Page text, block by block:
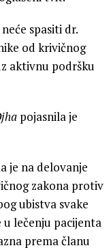
spasiti dr.
od krivičnog
aktivnu podršku
pojasnila je
je na delovanje
zakona protiv
ubistva svake
u lečenju pacijenta
prema članu